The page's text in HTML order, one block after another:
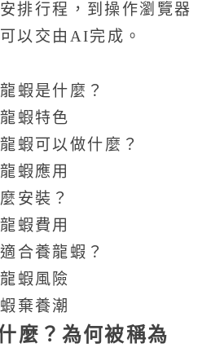
排行程，到操作瀏覽器
以交由AI完成。
蝦是什麼？
蝦特色
蝦可以做什麼？
蝦應用
安裝？
蝦費用
合養龍蝦？
蝦風險
棄養潮
麼？為何被稱為